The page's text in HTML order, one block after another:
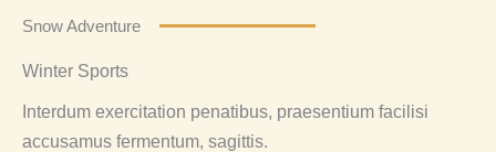
Snow Adventure
Winter Sports
Interdum exercitation penatibus, praesentium facilisi
accusamus fermentum, sagittis.